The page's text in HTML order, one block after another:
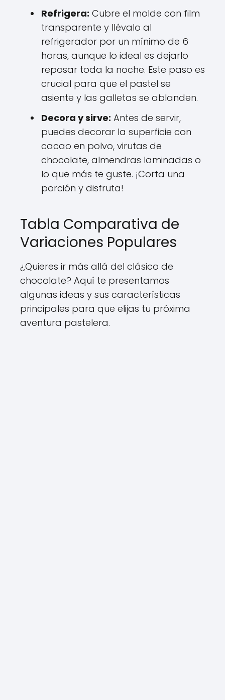
Refrigera: Cubre el molde con film
transparente y llévalo al
refrigerador por un mínimo de 6
horas, aunque lo ideal es dejarlo
reposar toda la noche. Este paso es
crucial para que el pastel se
asiente y las galletas se ablanden.
Decora y sirve: Antes de servir,
puedes decorar la superficie con
cacao en polvo, virutas de
chocolate, almendras laminadas o
lo que más te guste. ¡Corta una
porción y disfruta!
Tabla Comparativa de
Variaciones Populares
¿Quieres ir más allá del clásico de
chocolate? Aquí te presentamos
algunas ideas y sus características
principales para que elijas tu próxima
aventura pastelera.